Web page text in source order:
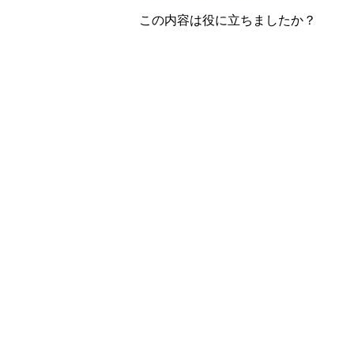
この内容は役に立ちましたか？